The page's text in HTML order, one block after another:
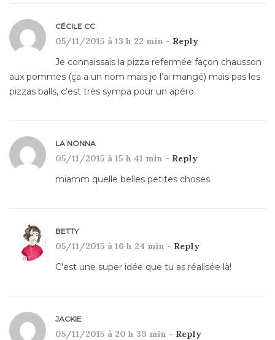
CÉCILE CC
05/11/2015 à 13 h 22 min - Reply
Je connaissais la pizza refermée façon chausson
aux pommes (ça a un nom mais je l’ai mangé) mais pas les
pizzas balls, c’est très sympa pour un apéro.
LA NONNA
05/11/2015 à 15 h 41 min - Reply
miamm quelle belles petites choses
BETTY
05/11/2015 à 16 h 24 min - Reply
C’est une super idée que tu as réalisée là!
JACKIE
05/11/2015 à 20 h 39 min - Reply